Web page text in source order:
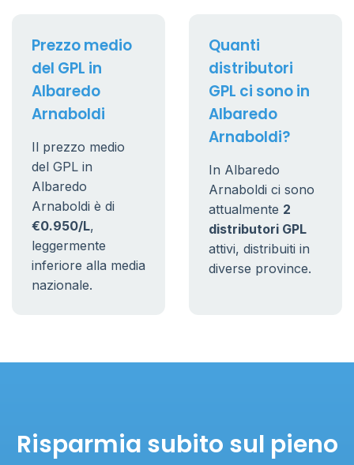
Prezzo medio
del GPL in
Albaredo
Arnaboldi
Il prezzo medio
del GPL in
Albaredo
Arnaboldi è di
€0.950/L,
leggermente
inferiore alla media
nazionale.
Quanti
distributori
GPL ci sono in
Albaredo
Arnaboldi?
In Albaredo
Arnaboldi ci sono
attualmente 2
distributori GPL
attivi, distribuiti in
diverse province.
Risparmia subito sul pieno